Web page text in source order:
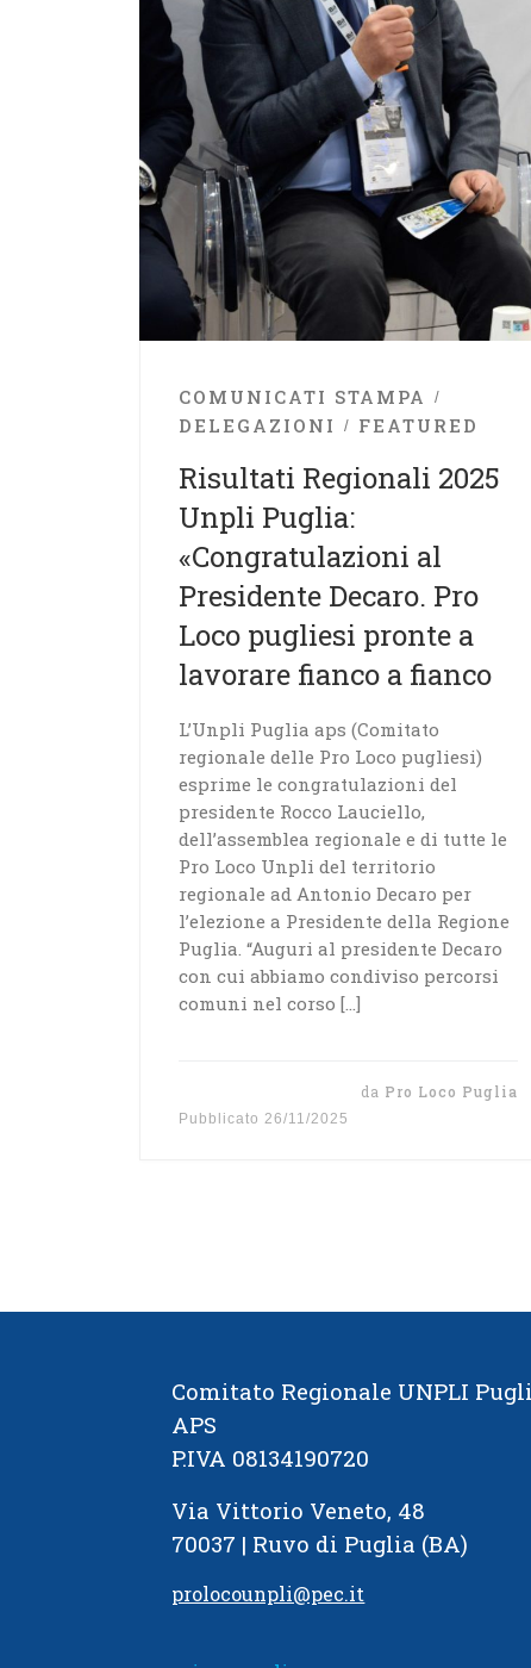
COMUNICATI STAMPA
DELEGAZIONI
FEATURED
Risultati Regionali 2025
Unpli Puglia:
«Congratulazioni al
Presidente Decaro. Pro
Loco pugliesi pronte a
lavorare fianco a fianco
L’Unpli Puglia aps (Comitato
regionale delle Pro Loco pugliesi)
esprime le congratulazioni del
presidente Rocco Lauciello,
dell’assemblea regionale e di tutte le
Pro Loco Unpli del territorio
regionale ad Antonio Decaro per
l’elezione a Presidente della Regione
Puglia. “Auguri al presidente Decaro
con cui abbiamo condiviso percorsi
comuni nel corso […]
da Pro Loco Puglia
Pubblicato 26/11/2025
Comitato Regionale UNPLI
APS
P.IVA 08134190720
Via Vittorio Veneto, 48
70037 | Ruvo di Puglia (BA)
prolocounpli@pec.it